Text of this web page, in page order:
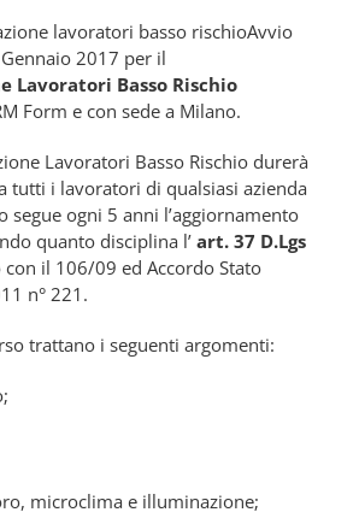
Avvio
2017 per il
Lavoratori Basso Rischio
Form e con sede a Milano.
Lavoratori Basso Rischio durerà
tutti i lavoratori di qualsiasi azienda
segue ogni 5 anni l’aggiornamento
quanto disciplina l’ art. 37 D.Lgs
il 106/09 ed Accordo Stato
n° 221.
trattano i seguenti argomenti:
microclima e illuminazione;